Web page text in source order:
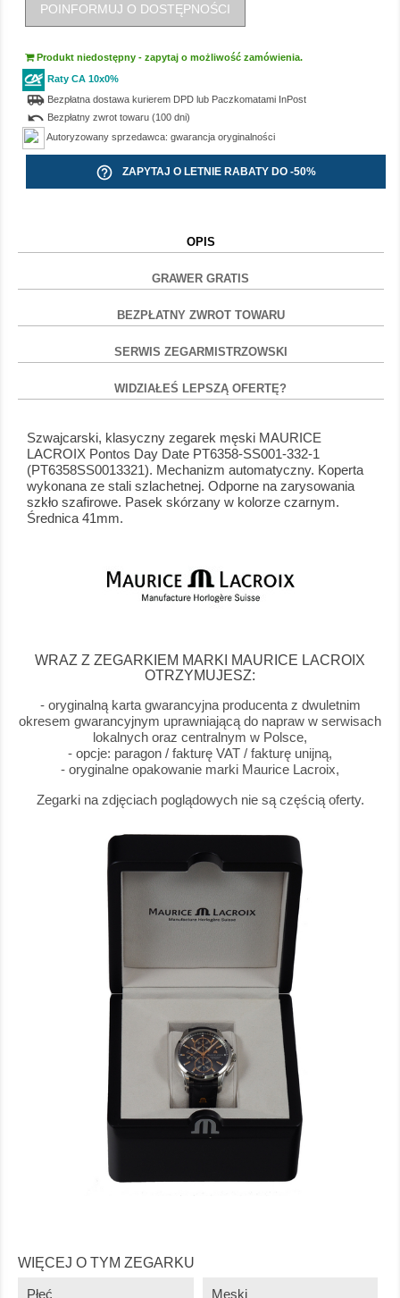
POINFORMUJ O DOSTĘPNOŚCI
Produkt niedostępny - zapytaj o możliwość zamówienia.
Raty CA 10x0%
airport_shuttleBezpłatna dostawa kurierem DPD lub Paczkomatami InPost
undo Bezpłatny zwrot towaru (100 dni)
Autoryzowany sprzedawca: gwarancja oryginalności
help_outline ZAPYTAJ O LETNIE RABATY DO -50%
OPIS
GRAWER GRATIS
BEZPŁATNY ZWROT TOWARU
SERWIS ZEGARMISTRZOWSKI
WIDZIAŁEŚ LEPSZĄ OFERTĘ?
Szwajcarski, klasyczny zegarek męski MAURICE
LACROIX Pontos Day Date PT6358-SS001-332-1
(PT6358SS0013321). Mechanizm automatyczny. Koperta
wykonana ze stali szlachetnej. Odporne na zarysowania
szkło szafirowe. Pasek skórzany w kolorze czarnym.
Średnica 41mm.
WRAZ Z ZEGARKIEM MARKI MAURICE LACROIX
OTRZYMUJESZ:
- oryginalną karta gwarancyjna producenta z dwuletnim
okresem gwarancyjnym uprawniającą do napraw w serwisach
lokalnych oraz centralnym w Polsce,
- opcje: paragon / fakturę VAT / fakturę unijną,
- oryginalne opakowanie marki Maurice Lacroix,
Zegarki na zdjęciach poglądowych nie są częścią oferty.
WIĘCEJ O TYM ZEGARKU
Płeć Męski